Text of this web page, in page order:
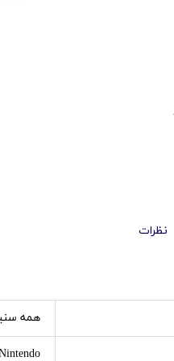
نظرات
همه